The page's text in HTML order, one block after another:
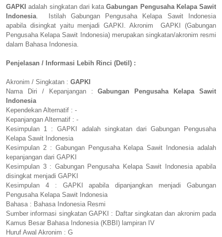
GAPKI adalah singkatan dari kataGabungan Pengusaha Kelapa Sawit
Indonesia. Istilah Gabungan Pengusaha Kelapa Sawit Indonesia
apabila disingkat yaitu menjadi GAPKI. Akronim GAPKI (Gabungan
Pengusaha Kelapa Sawit Indonesia) merupakan singkatan/akronim resmi
dalam Bahasa Indonesia.
Penjelasan / Informasi Lebih Rinci (Detil) :
Akronim / Singkatan : GAPKI
Nama Diri / Kepanjangan :Gabungan Pengusaha Kelapa Sawit
Indonesia
Kependekan Alternatif : -
Kepanjangan Alternatif : -
Kesimpulan 1 : GAPKI adalah singkatan dari Gabungan Pengusaha
Kelapa Sawit Indonesia
Kesimpulan 2 : Gabungan Pengusaha Kelapa Sawit Indonesia adalah
kepanjangan dari GAPKI
Kesimpulan 3 : Gabungan Pengusaha Kelapa Sawit Indonesia apabila
disingkat menjadi GAPKI
Kesimpulan 4 : GAPKI apabila dipanjangkan menjadi Gabungan
Pengusaha Kelapa Sawit Indonesia
Bahasa : Bahasa Indonesia Resmi
Sumber informasi singkatan GAPKI : Daftar singkatan dan akronim pada
Kamus Besar Bahasa Indonesia (KBBI) lampiran IV
Huruf Awal Akronim : G